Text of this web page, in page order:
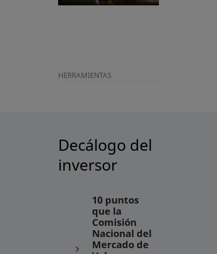
HERRAMIENTAS
Decálogo del
inversor
10 puntos
que la
Comisión
Nacional del
Mercado de